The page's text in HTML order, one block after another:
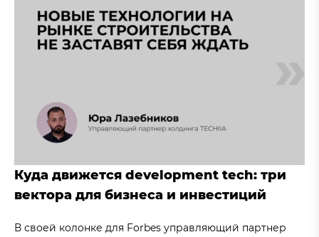
Куда движется development tech: три
вектора для бизнеса и инвестиций
В своей колонке для Forbes управляющий партнер